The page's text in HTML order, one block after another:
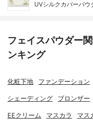
UVシルクカバーパウ
フェイスパウダー
ンキング
化粧下地 ファンデーション
シェーディング ブロンザー
EEクリーム マスカラ マス